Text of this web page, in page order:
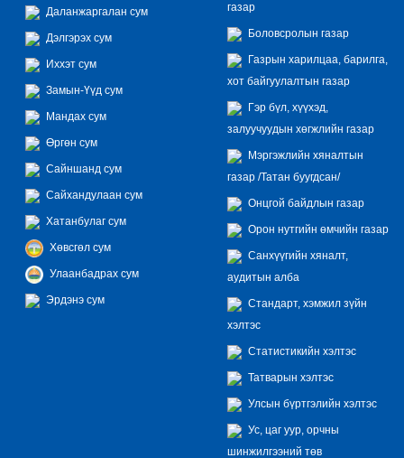
Даланжаргалан сум
Дэлгэрэх сум
Иххэт сум
Замын-Үүд сум
Мандах сум
Өргөн сум
Сайншанд сум
Сайхандулаан сум
Хатанбулаг сум
Хөвсгөл сум
Улаанбадрах сум
Эрдэнэ сум
газар
Боловсролын газар
Газрын харилцаа, барилга,
хот байгуулалтын газар
Гэр бүл, хүүхэд,
залуучуудын хөгжлийн газар
Мэргэжлийн хяналтын
газар /Татан буугдсан/
Онцгой байдлын газар
Орон нутгийн өмчийн газар
Санхүүгийн хяналт,
аудитын алба
Стандарт, хэмжил зүйн
хэлтэс
Статистикийн хэлтэс
Татварын хэлтэс
Улсын бүртгэлийн хэлтэс
Ус, цаг уур, орчны
шинжилгээний төв